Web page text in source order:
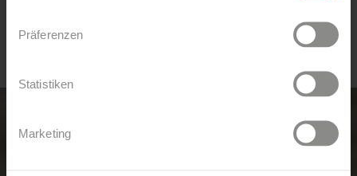
Präferenzen
Statistiken
Marketing
Action sucht, der kann eines der vielen
Wassersportangebote wahrnehmen.